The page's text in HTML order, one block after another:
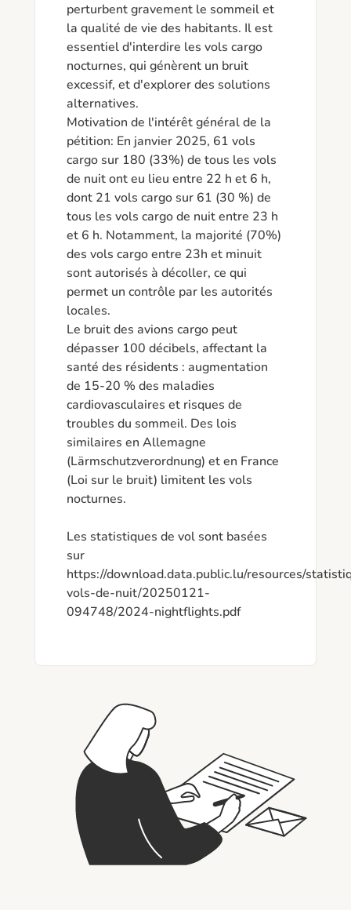
perturbent gravement le sommeil et
la qualité de vie des habitants. Il est
essentiel d'interdire les vols cargo
nocturnes, qui génèrent un bruit
excessif, et d'explorer des solutions
alternatives.
Motivation de l'intérêt général de la
pétition: En janvier 2025, 61 vols
cargo sur 180 (33%) de tous les vols
de nuit ont eu lieu entre 22 h et 6 h,
dont 21 vols cargo sur 61 (30 %) de
tous les vols cargo de nuit entre 23 h
et 6 h. Notamment, la majorité (70%)
des vols cargo entre 23h et minuit
sont autorisés à décoller, ce qui
permet un contrôle par les autorités
locales.
Le bruit des avions cargo peut
dépasser 100 décibels, affectant la
santé des résidents : augmentation
de 15-20 % des maladies
cardiovasculaires et risques de
troubles du sommeil. Des lois
similaires en Allemagne
(Lärmschutzverordnung) et en France
(Loi sur le bruit) limitent les vols
nocturnes.
Les statistiques de vol sont basées
sur
https://download.data.public.lu/resources/
vols-de-nuit/20250121-